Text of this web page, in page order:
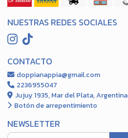
NUESTRAS REDES SOCIALES
CONTACTO
doppianappia@gmail.com
2236955047
Jujuy 1935, Mar del Plata, Argentina
Botón de arrepentimiento
NEWSLETTER